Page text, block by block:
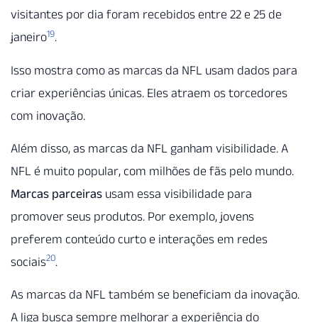
visitantes por dia foram recebidos entre 22 e 25 de
janeiro19.
Isso mostra como as marcas da NFL usam dados para
criar experiências únicas. Eles atraem os torcedores
com inovação.
Além disso, as marcas da NFL ganham visibilidade. A
NFL é muito popular, com milhões de fãs pelo mundo.
Marcas parceiras usam essa visibilidade para
promover seus produtos. Por exemplo, jovens
preferem conteúdo curto e interações em redes
sociais20.
As marcas da NFL também se beneficiam da inovação.
A liga busca sempre melhorar a experiência do